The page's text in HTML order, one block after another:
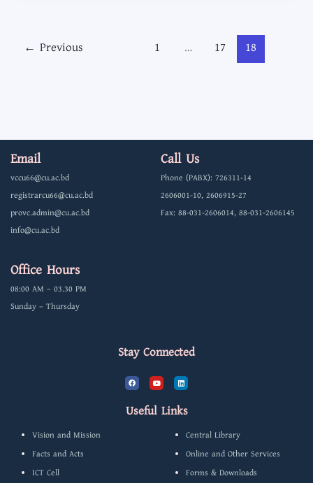
অপেক্ষমান
← Previous 1 … 17 18
Email
vccu66@cu.ac.bd
registrarcu66@cu.ac.bd
provc.admin@cu.ac.bd
info@cu.ac.bd
Call Us
Phone (PABX): 726311-14
2606001-10, 2606915-27
Fax: 88-031-2606014, 88-031-2606145
Office Hours
08:00 AM – 03.30 PM
Sunday – Thursday
Stay Connected
F
a
c
b
o
Y
o
u
u
b
L
i
n
d
Useful Links
Vision and Mission
Facts and Acts
ICT Cell
Central Library
Online and Other Services
Forms & Downloads